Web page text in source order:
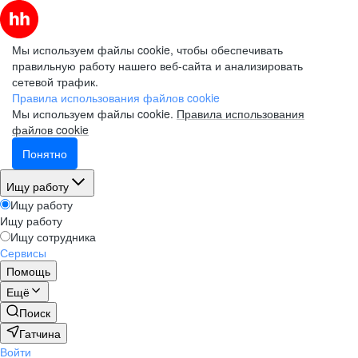
Мы используем файлы cookie, чтобы обеспечивать
правильную работу нашего веб-сайта и анализировать
сетевой трафик.
Правила использования файлов cookie
Мы используем файлы cookie. Правила использования
файлов cookie
Понятно
Ищу работу
Ищу работу
Ищу работу
Ищу сотрудника
Сервисы
Помощь
Ещё
Поиск
Гатчина
Войти